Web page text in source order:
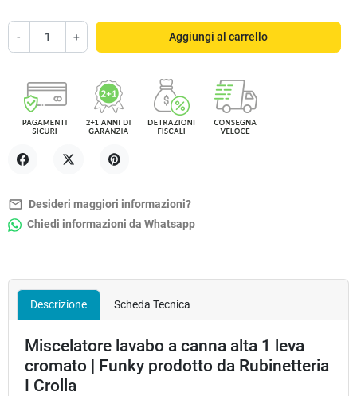
- + Aggiungi al carrello
mail_outline Desideri maggiori informazioni?
Chiedi informazioni da Whatsapp
Descrizione Scheda Tecnica
Miscelatore lavabo a canna alta 1 leva
cromato | Funky prodotto da Rubinetteria
I Crolla